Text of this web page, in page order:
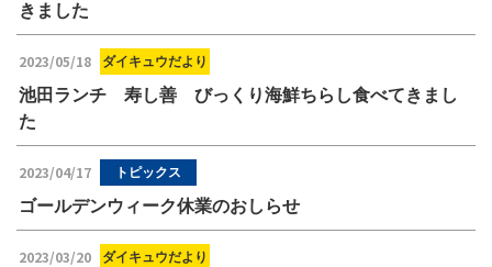
きました
2023/05/18 ダイキュウだより
池田ランチ 寿し善 びっくり海鮮ちらし食べてきまし
た
2023/04/17 トピックス
ゴールデンウィーク休業のおしらせ
2023/03/20 ダイキュウだより